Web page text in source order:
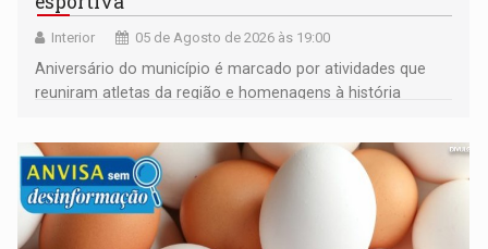
Interior 05 de Agosto de 2026 às 19:00
Aniversário do município é marcado por atividades que
reuniram atletas da região e homenagens à história